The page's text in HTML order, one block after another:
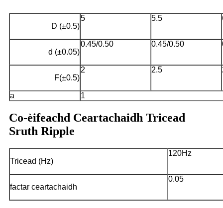
D (±0.5)
5 5.5
d (±0.05)
0.45/0.50 0.45/0.50
F(±0.5)
2 2.5
a 1
Co-èifeachd Ceartachaidh Tricead
Sruth Ripple
Tricead (Hz)
120Hz
factar ceartachaidh
0.05